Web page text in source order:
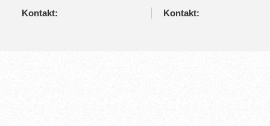
Kontakt: Kontakt: